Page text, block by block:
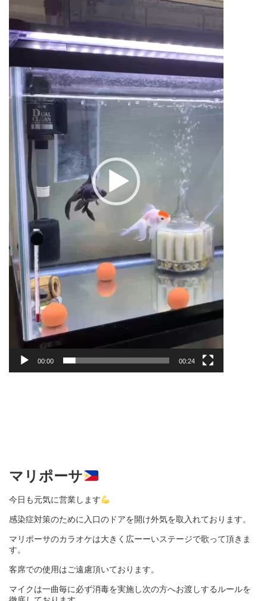
プ
レ
ー
ヤ
00:00 00:24
マリポーサ
今日も元気に営業します
感染症対策のために入口のドアを開け外気を取入れております。
マリポーサのカラオケは大きく広ーーいステージで歌って頂きま
す。
客席での使用はご遠慮頂いております。
マイクは一曲毎に必ず消毒を実施し次の方へお渡しするルールを